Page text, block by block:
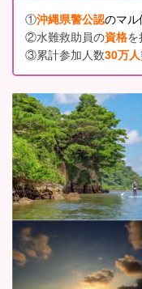
①沖縄県警公認のマ
②水難救助員の資格を
③累計参加人数30万人